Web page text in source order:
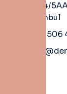
No:4/
İstanbul
+90 506